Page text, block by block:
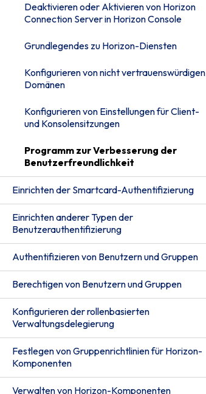
Deaktivieren oder Aktivieren von Horizon
Connection Server in Horizon Console
Grundlegendes zu Horizon-Diensten
Konfigurieren von nicht vertrauenswürdigen
Domänen
Konfigurieren von Einstellungen für Client-
und Konsolensitzungen
Programm zur Verbesserung der
Benutzerfreundlichkeit
Einrichten der Smartcard-Authentifizierung
Einrichten anderer Typen der
Benutzerauthentifizierung
Authentifizieren von Benutzern und Gruppen
Berechtigen von Benutzern und Gruppen
Konfigurieren der rollenbasierten
Verwaltungsdelegierung
Festlegen von Gruppenrichtlinien für Horizon-
Komponenten
Verwalten von Horizon-Komponenten